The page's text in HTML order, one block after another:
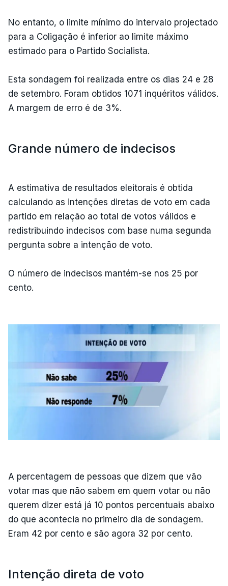
No entanto, o limite mínimo do intervalo projectado
para a Coligação é inferior ao limite máximo
estimado para o Partido Socialista.
Esta sondagem foi realizada entre os dias 24 e 28
de setembro. Foram obtidos 1071 inquéritos válidos.
A margem de erro é de 3%.
Grande número de indecisos
A estimativa de resultados eleitorais é obtida
calculando as intenções diretas de voto em cada
partido em relação ao total de votos válidos e
redistribuindo indecisos com base numa segunda
pergunta sobre a intenção de voto.
O número de indecisos mantém-se nos 25 por
cento.
A percentagem de pessoas que dizem que vão
votar mas que não sabem em quem votar ou não
querem dizer está já 10 pontos percentuais abaixo
do que acontecia no primeiro dia de sondagem.
Eram 42 por cento e são agora 32 por cento.
Intenção direta de voto